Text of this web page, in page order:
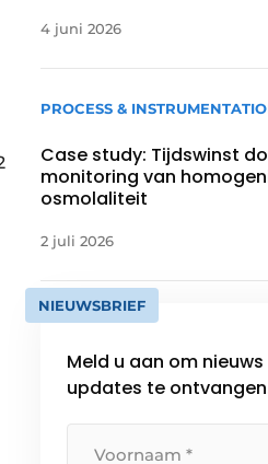
4 juni 2026
PROCESS &
Case study: Tijdswinst
monitoring van
osmolaliteit
2 juli 2026
NIEUWSBRIEF
Meld u aan om
updates te